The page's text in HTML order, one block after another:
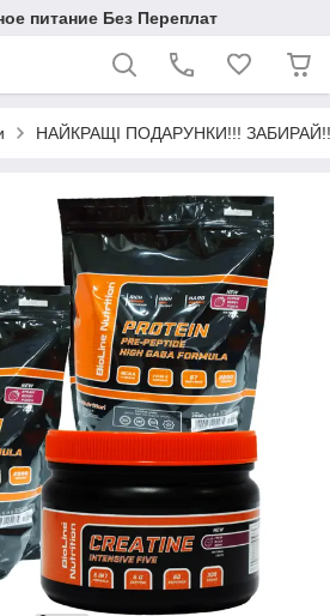
питание Без Переплат
НАЙКРАЩІ ПОДАРУНКИ!!!